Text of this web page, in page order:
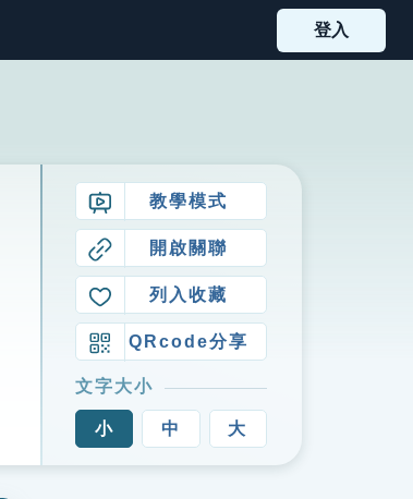
登入
教學模式
開啟關聯
列入收藏
QRcode分享
文字大小
小 中 大